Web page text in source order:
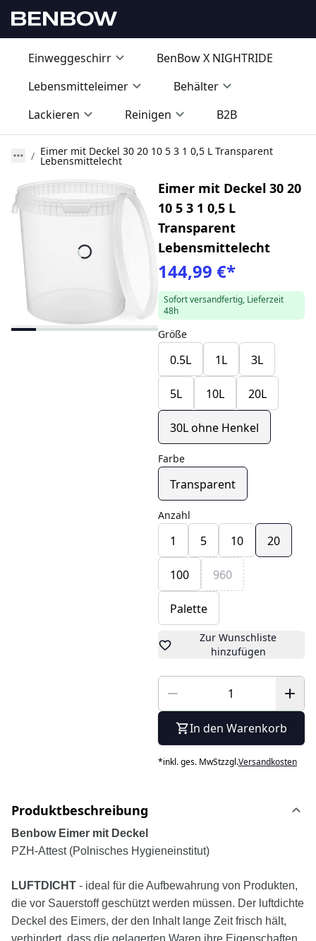
Einweggeschirr
BenBow X NIGHTRIDE
Lebensmitteleimer
Behälter
Lackieren
Reinigen B2B
Eimer mit Deckel 30 20 10 5 3 1 0,5 L Transparent
Lebensmittelecht
Eimer mit Deckel 30 20
10 5 3 1 0,5 L
Transparent
Lebensmittelecht
144,99 €*
Sofort versandfertig, Lieferzeit
48h
Größe
0.5L 1L 3L
5L 10L 20L
30L ohne Henkel
Farbe
Transparent
Anzahl
1 5 10 20
100 960
Palette
Zur Wunschliste
hinzufügen
In den Warenkorb
*inkl. ges. MwStzzgl.Versandkosten
Produktbeschreibung
Benbow Eimer mit Deckel
PZH-Attest (Polnisches Hygieneinstitut)
LUFTDICHT - ideal für die Aufbewahrung von Produkten,
die vor Sauerstoff geschützt werden müssen. Der luftdichte
Deckel des Eimers, der den Inhalt lange Zeit frisch hält,